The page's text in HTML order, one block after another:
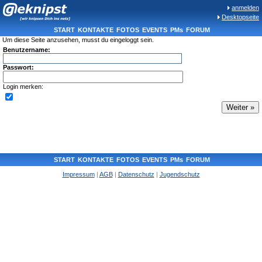
anmelden
Desktopseite
START KONTAKTE FOTOS EVENTS PMs FORUM
Um diese Seite anzusehen, musst du eingeloggt sein.
Benutzername:
Passwort:
Login merken:
START KONTAKTE FOTOS EVENTS PMs FORUM
Impressum| AGB| Datenschutz | Jugendschutz